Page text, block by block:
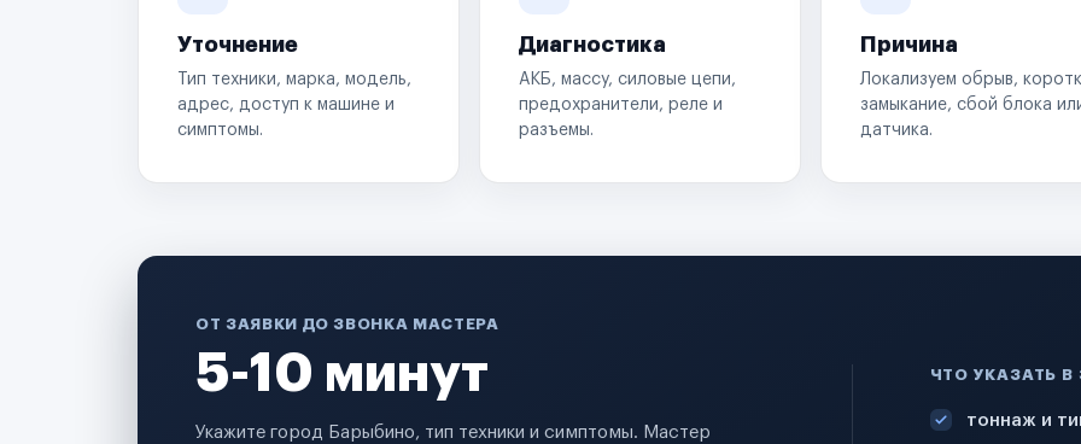
Уточнение
Тип техники, марка, модель,
адрес, доступ к машине и
симптомы.
Диагностика
АКБ, массу, силовые цепи,
предохранители, реле и
разъемы.
Причина
Локализуем обрыв,
замыкание, сбой блока
датчика.
ОТ ЗАЯВКИ ДО ЗВОНКА МАСТЕРА
5-10 минут
Укажите город Барыбино, тип техники и симптомы. Мастер
ЧТО УКАЗАТЬ В
тоннаж и